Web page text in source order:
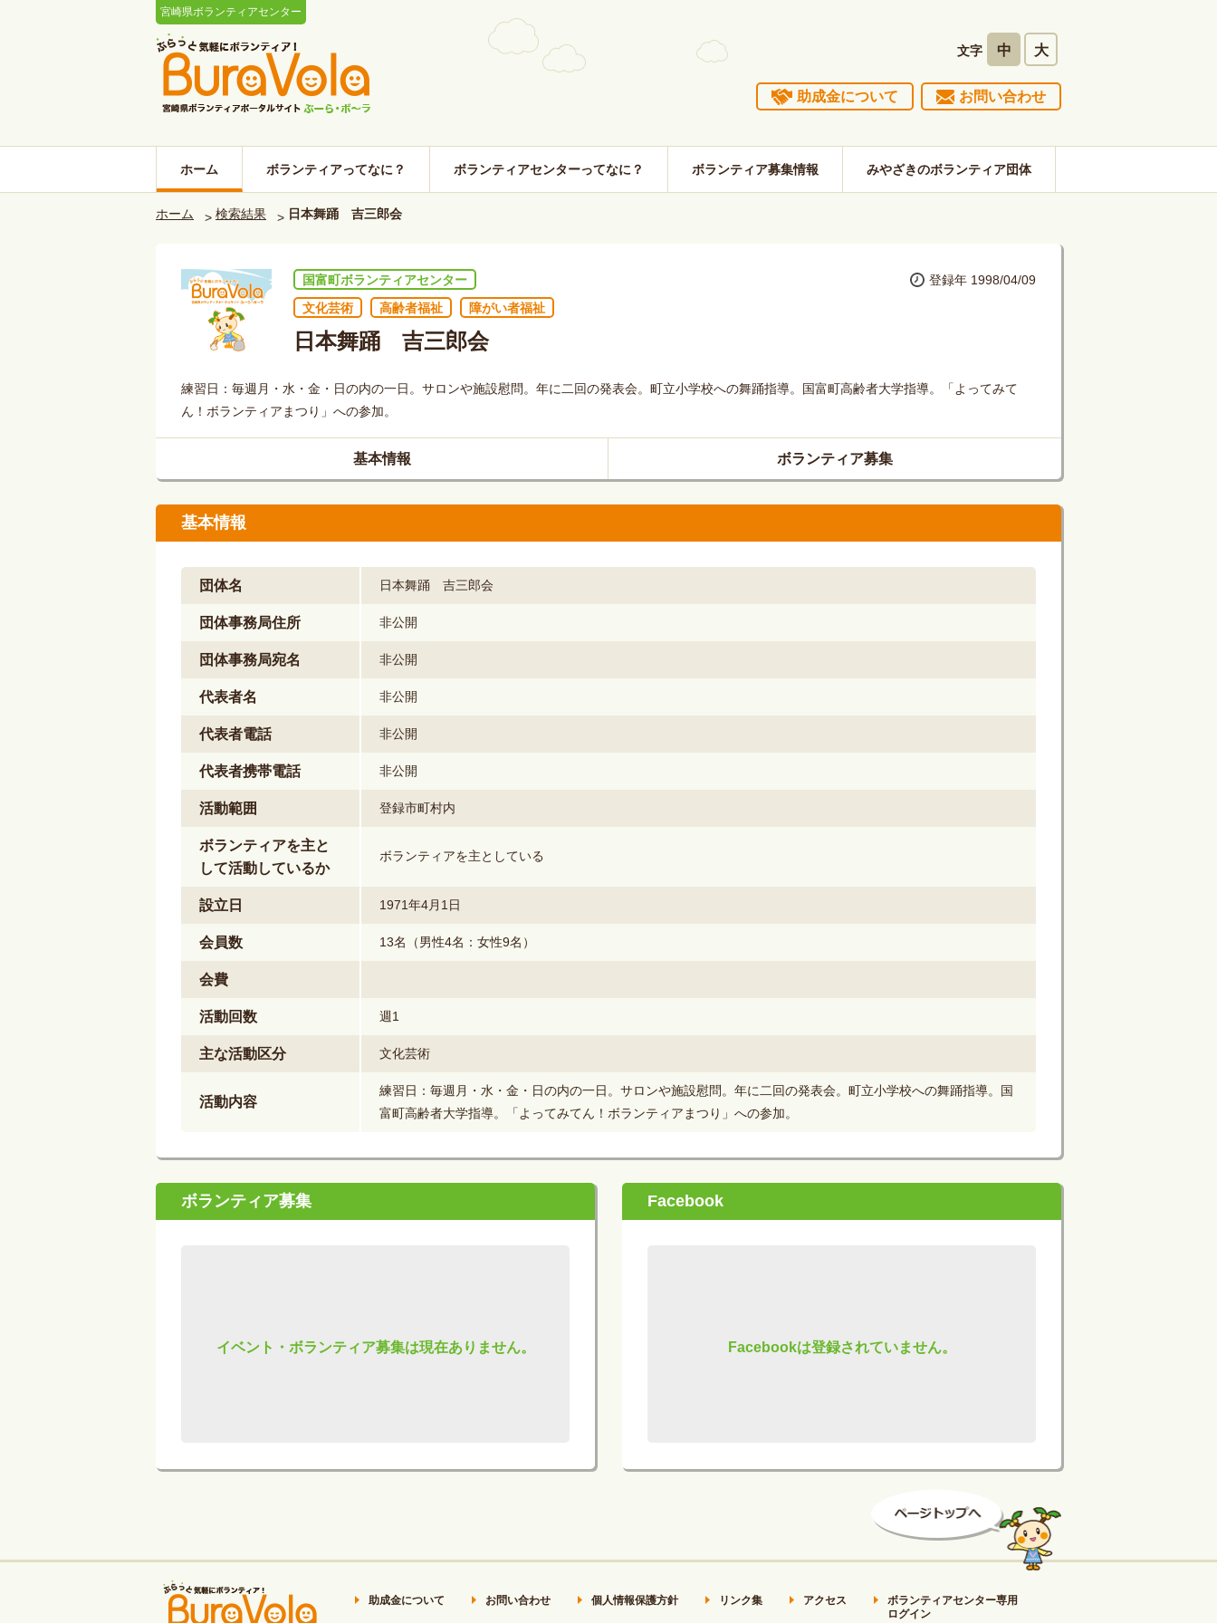
宮崎県ボランティアセンター
文字 中 大
お問い合わせ
助成金について
ホーム ボランティアってなに？ ボランティアセンターってなに？ ボランティア募集情報 みやざきのボランティア団体
ホーム 検索結果 日本舞踊 吉三郎会
登録年 1998/04/09
国富町ボランティアセンター
文化芸術
高齢者福祉 障がい者福祉
日本舞踊 吉三郎会
練習日：毎週月・水・金・日の内の一日。サロンや施設慰問。年に二回の発表会。町立小学校への舞踊指導。国富町高齢者大学指導。「よってみて
ん！ボランティアまつり」への参加。
基本情報 ボランティア募集
基本情報
団体名 日本舞踊 吉三郎会
団体事務局住所 非公開
団体事務局宛名 非公開
代表者名 非公開
代表者電話 非公開
代表者携帯電話 非公開
活動範囲 登録市町村内
ボランティアを主と
して活動しているか
ボランティアを主としている
設立日 1971年4月1日
会員数 13名（男性4名：女性9名）
会費
活動回数 週1
主な活動区分 文化芸術
活動内容
練習日：毎週月・水・金・日の内の一日。サロンや施設慰問。年に二回の発表会。町立小学校への舞踊指導。国
富町高齢者大学指導。「よってみてん！ボランティアまつり」への参加。
ボランティア募集
イベント・ボランティア募集は現在ありません。
Facebook
Facebookは登録されていません。
助成金について お問い合わせ 個人情報保護方針 リンク集 アクセス
ボランティアセンター専用
ログイン